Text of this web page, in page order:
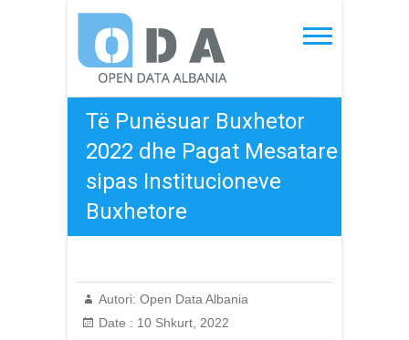
content
Open Data Albania
Të Punësuar Buxhetor
2022 dhe Pagat Mesatare
sipas Institucioneve
Buxhetore
Autori: Open Data Albania
Date : 10 Shkurt, 2022